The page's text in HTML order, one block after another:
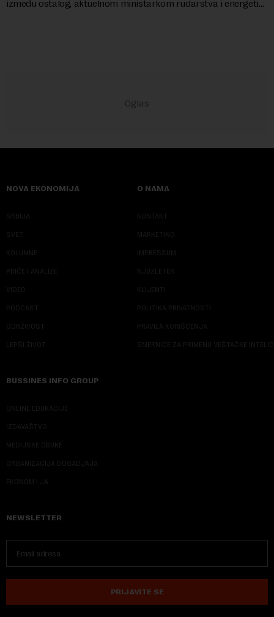
između ostalog, aktuelnom ministarkom rudarstva i energetike
NOVA EKONOMIJA
SRBIJA
SVET
KOLUMNE
PRIČE I ANALIZE
VIDEO
PODCAST
ODRŽIVOST
LEPŠI ŽIVOT
O NAMA
KONTAKT
MARKETING
IMPRESSUM
NJUZLETER
KLIJENTI
POLITIKA PRIVATNOSTI
PRAVILA KORIŠĆENJA
SMERNICE ZA PRIMENU VEŠTAČKE
BUSSINES INFO GROUP
ONLINE EDUKACIJE
IZDAVAŠTVO
MEDIJSKE OBUKE
ORGANIZACIJA DOGADJAJA
EKONOM I JA
NEWSLETTER
PRIJAVITE SE